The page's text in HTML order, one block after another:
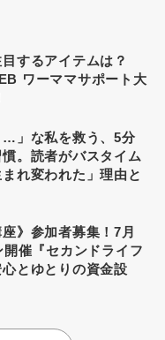
するアイテムは？
ワーママサポート大
…」な私を救う、5分
。読者がバスタイム
れ変われた」理由と
座》参加者募集！7月
催『セカンドライフ
とゆとりの資金設